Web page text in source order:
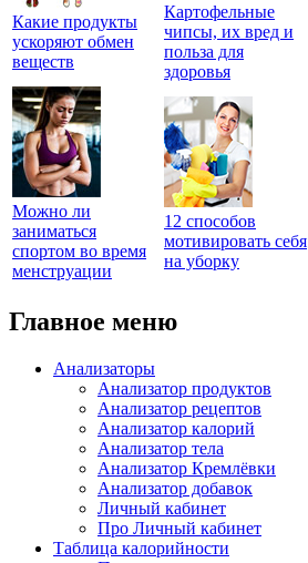
Какие продукты
ускоряют обмен
веществ
Картофельные
чипсы, их вред и
польза для
здоровья
Можно ли
заниматься
спортом во время
менструации
12 способов
мотивировать себя
на уборку
Главное меню
Анализаторы
Анализатор продуктов
Анализатор рецептов
Анализатор калорий
Анализатор тела
Анализатор Кремлёвки
Анализатор добавок
Личный кабинет
Про Личный кабинет
Таблица калорийности